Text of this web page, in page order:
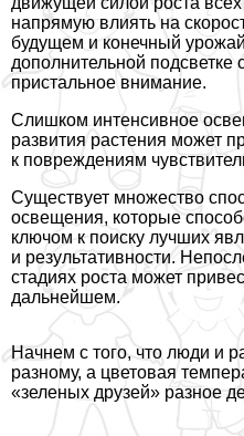
напрямую влиять на
будущем и конечный
дополнительной подсветке
пристальное внимание.
Слишком интенсивное
развития растения может
к повреждениям
Существует множество
освещения, которые
ключом к поиску лучших
и результативности.
стадиях роста может
дальнейшем.
Начнем с того, что люди и
разному, а цветовая
«зеленых друзей» разное